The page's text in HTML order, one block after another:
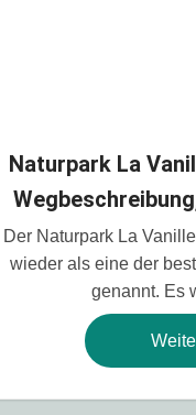
Naturpark La
Der Naturpark La
wieder als eine der
genannt. Es